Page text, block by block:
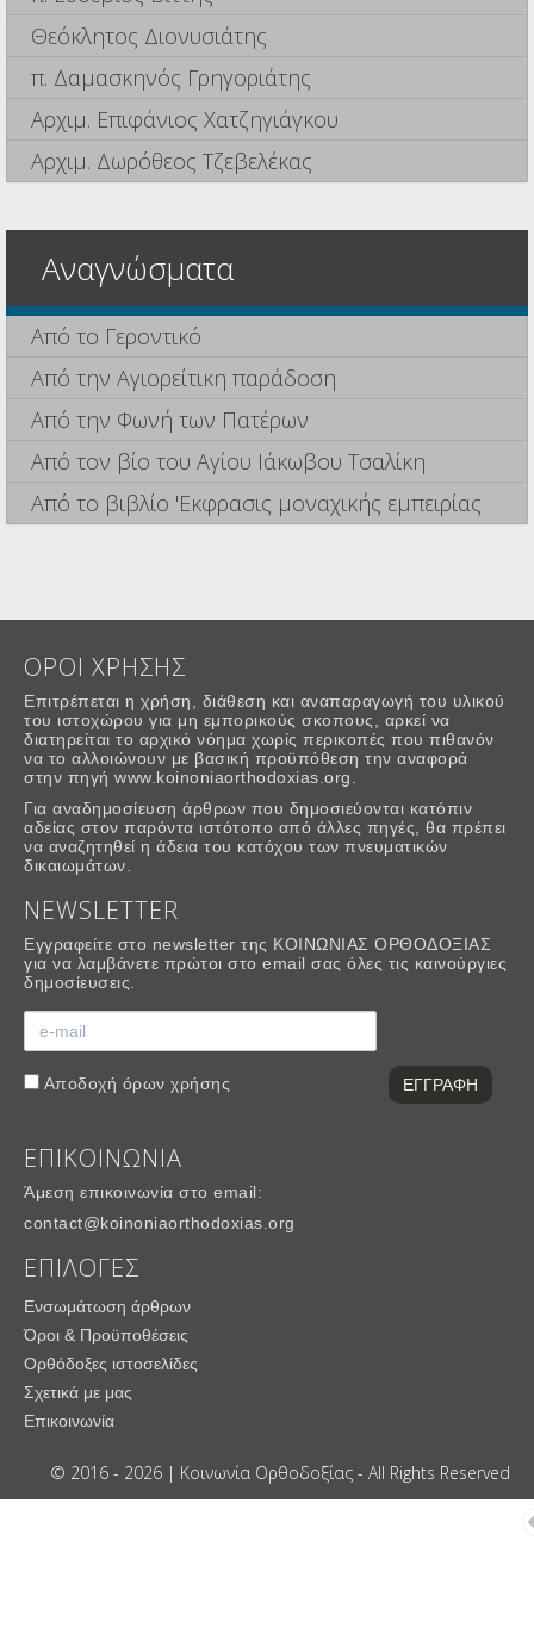
Θεόκλητος Διονυσιάτης
π. Δαμασκηνός Γρηγοριάτης
Αρχιμ. Επιφάνιος Χατζηγιάγκου
Αρχιμ. Δωρόθεος Τζεβελέκας
Αναγνώσματα
Από το Γεροντικό
Από την Αγιορείτικη παράδοση
Από την Φωνή των Πατέρων
Από τον βίο του Αγίου Ιάκωβου Τσαλίκη
Από το βιβλίο 'Εκφρασις μοναχικής εμπειρίας
ΟΡΟΙ ΧΡΗΣΗΣ
Επιτρέπεται η χρήση, διάθεση και αναπαραγωγή του υλικού
του ιστοχώρου για μη εμπορικούς σκοπους, αρκεί να
διατηρείται το αρχικό νόημα χωρίς περικοπές που πιθανόν
να το αλλοιώνουν με βασική προϋπόθεση την αναφορά
στην πηγή www.koinoniaorthodoxias.org.
Για αναδημοσίευση άρθρων που δημοσιεύονται κατόπιν
αδείας στον παρόντα ιστότοπο από άλλες πηγές, θα πρέπει
να αναζητηθεί η άδεια του κατόχου των πνευματικών
δικαιωμάτων.
NEWSLETTER
Εγγραφείτε στο newsletter της ΚΟΙΝΩΝΙΑΣ ΟΡΘΟΔΟΞΙΑΣ
για να λαμβάνετε πρώτοι στο email σας όλες τις καινούργιες
δημοσίευσεις.
Αποδοχή όρων χρήσης
ΕΠΙΚΟΙΝΩΝΙΑ
Άμεση επικοινωνία στο email:
contact@koinoniaorthodoxias.org
ΕΠΙΛΟΓΕΣ
Ενσωμάτωση άρθρων
Όροι & Προϋποθέσεις
Ορθόδοξες ιστοσελίδες
Σχετικά με μας
Επικοινωνία
© 2016 - 2026 | Κοινωνία Ορθοδοξίας - All Rights Reserved